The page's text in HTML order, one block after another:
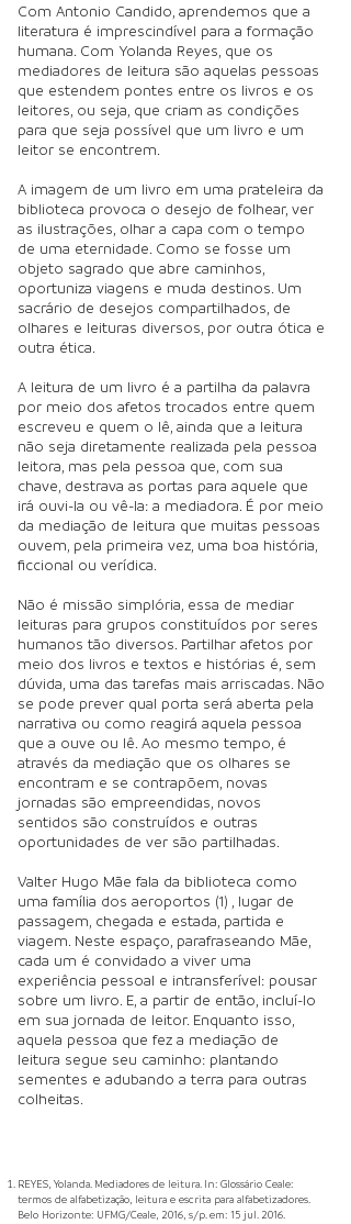
Com Antonio Candido, aprendemos que a
literatura é imprescindível para a formação
humana. Com Yolanda Reyes, que os
mediadores de leitura são aquelas pessoas
que estendem pontes entre os livros e os
leitores, ou seja, que criam as condições
para que seja possível que um livro e um
leitor se encontrem.
A imagem de um livro em uma prateleira da
biblioteca provoca o desejo de folhear, ver
as ilustrações, olhar a capa com o tempo
de uma eternidade. Como se fosse um
objeto sagrado que abre caminhos,
oportuniza viagens e muda destinos. Um
sacrário de desejos compartilhados, de
olhares e leituras diversos, por outra ótica e
outra ética.
A leitura de um livro é a partilha da palavra
por meio dos afetos trocados entre quem
escreveu e quem o lê, ainda que a leitura
não seja diretamente realizada pela pessoa
leitora, mas pela pessoa que, com sua
chave, destrava as portas para aquele que
irá ouvi-la ou vê-la: a mediadora. É por meio
da mediação de leitura que muitas pessoas
ouvem, pela primeira vez, uma boa história,
ficcional ou verídica.
Não é missão simplória, essa de mediar
leituras para grupos constituídos por seres
humanos tão diversos. Partilhar afetos por
meio dos livros e textos e histórias é, sem
dúvida, uma das tarefas mais arriscadas. Não
se pode prever qual porta será aberta pela
narrativa ou como reagirá aquela pessoa
que a ouve ou lê. Ao mesmo tempo, é
através da mediação que os olhares se
encontram e se contrapõem, novas
jornadas são empreendidas, novos
sentidos são construídos e outras
oportunidades de ver são partilhadas.
Valter Hugo Mãe fala da biblioteca como
uma família dos aeroportos (1) , lugar de
passagem, chegada e estada, partida e
viagem. Neste espaço, parafraseando Mãe,
cada um é convidado a viver uma
experiência pessoal e intransferível: pousar
sobre um livro. E, a partir de então, incluí-lo
em sua jornada de leitor. Enquanto isso,
aquela pessoa que fez a mediação de
leitura segue seu caminho: plantando
sementes e adubando a terra para outras
colheitas.
REYES, Yolanda. Mediadores de leitura. In: Glossário Ceale:
termos de alfabetização, leitura e escrita para alfabetizadores.
Belo Horizonte: UFMG/Ceale, 2016, s/p. em: 15 jul. 2016.